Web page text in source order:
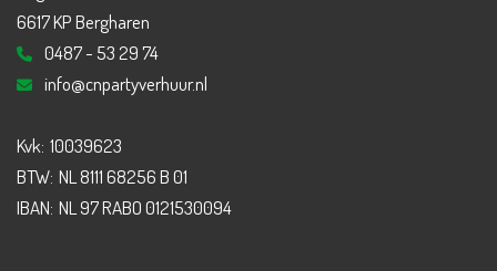
6617 KP Bergharen
0487 - 53 29 74
info@cnpartyverhuur.nl
Kvk: 10039623
BTW: NL 8111 68256 B 01
IBAN: NL 97 RABO 0121530094